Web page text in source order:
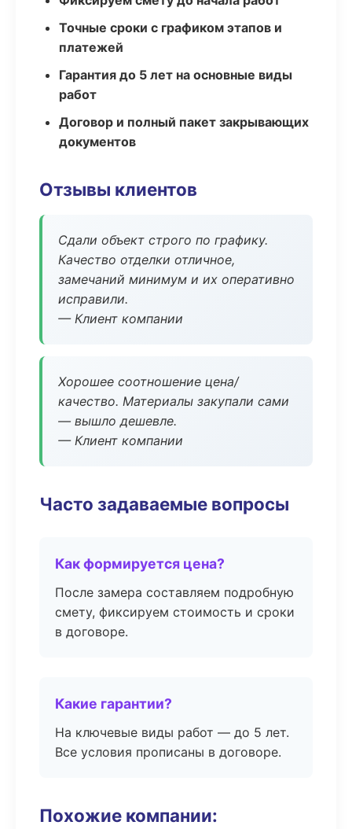
Точные сроки с графиком этапов и
платежей
Гарантия до 5 лет на основные виды
работ
Договор и полный пакет закрывающих
документов
Отзывы клиентов
Сдали объект строго по графику.
Качество отделки отличное,
замечаний минимум и их оперативно
исправили.
— Клиент компании
Хорошее соотношение цена/
качество. Материалы закупали сами
— вышло дешевле.
— Клиент компании
Часто задаваемые вопросы
Как формируется цена?
После замера составляем подробную
смету, фиксируем стоимость и сроки
в договоре.
Какие гарантии?
На ключевые виды работ — до 5 лет.
Все условия прописаны в договоре.
Похожие компании: